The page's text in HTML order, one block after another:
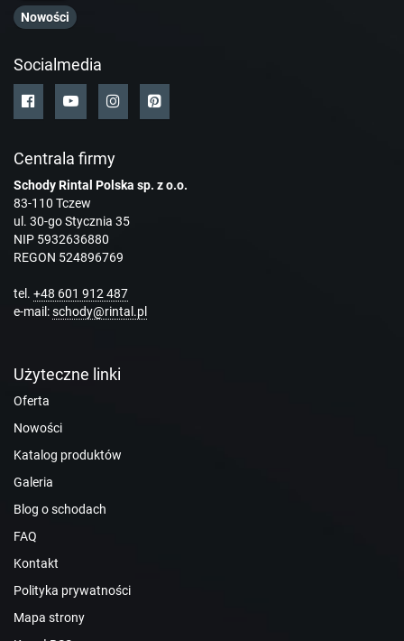
Nowości
Socialmedia
Centrala firmy
Schody Rintal Polska sp. z o.o.
83-110 Tczew
ul. 30-go Stycznia 35
NIP 5932636880
REGON 524896769
tel. +48 601 912 487
e-mail:schody@rintal.pl
Użyteczne linki
Oferta
Nowości
Katalog produktów
Galeria
Blog o schodach
FAQ
Kontakt
Polityka prywatności
Mapa strony